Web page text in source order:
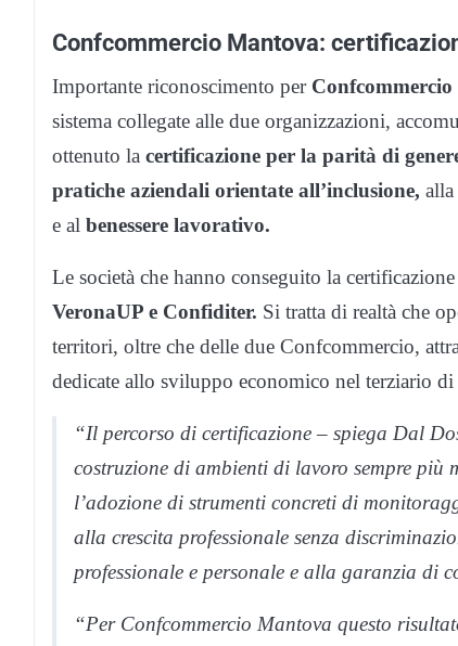
Confcommercio Mantova:
Importante riconoscimento perConfcommercio
sistema collegate alle due organizzazioni,
ottenuto la certificazione per la parità di
pratiche aziendali orientate all’inclusione, alla
e al benessere lavorativo.
Le società che hanno conseguito la
VeronaUP e Confiditer. Si tratta di realtà che
territori, oltre che delle due Confcommercio,
dedicate allo sviluppo economico nel terziario di
“Il percorso di certificazione – spiega Dal
costruzione di ambienti di lavoro sempre più
l’adozione di strumenti concreti di
alla crescita professionale senza
professionale e personale e alla garanzia
“Per Confcommercio Mantova questo